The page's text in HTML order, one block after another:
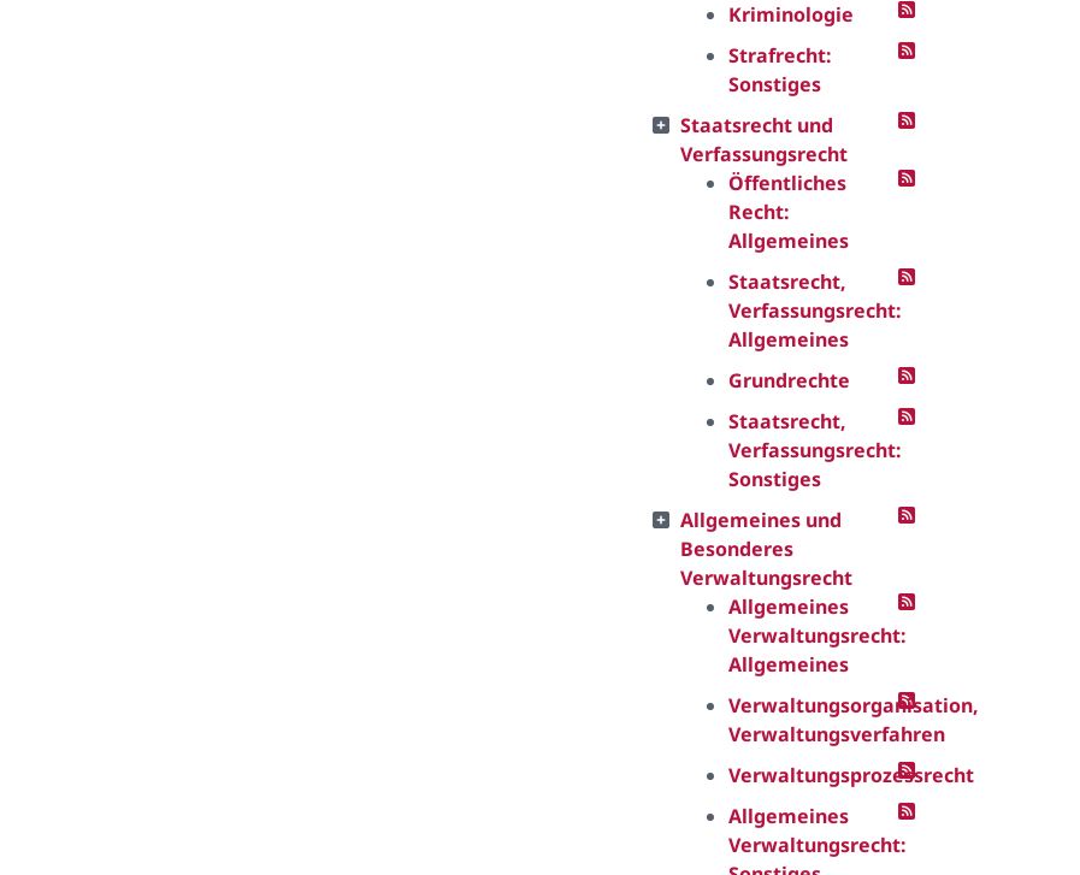
Kriminologie
Strafrecht:
Sonstiges
Staatsrecht und
Verfassungsrecht
Öffentliches
Recht:
Allgemeines
Staatsrecht,
Verfassungsrecht:
Allgemeines
Grundrechte
Staatsrecht,
Verfassungsrecht:
Sonstiges
Allgemeines und
Besonderes
Verwaltungsrecht
Allgemeines
Verwaltungsrecht:
Allgemeines
Verwaltungsorganisation,
Verwaltungsverfahren
Verwaltungsprozessrecht
Allgemeines
Verwaltungsrecht: